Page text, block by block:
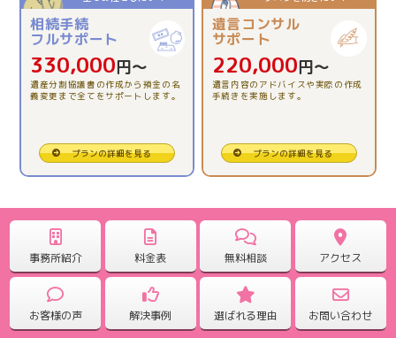
【相続税精算課税制度の活用】理解できました。
2025.11.26
【相続税申告】全ておまかせ出来たので安心でした。
2025.10.31
【相続税申告】一人で悩む前に、専門に相談してみて。
2025.09.25
【相続税申告】どんな事でも聞いて対応していただけま
した。
2025.09.25
相続手続
フルサポート
330,000円〜
遺産分割協議書の作成から預金の名
義変更まで全てをサポートします。
プランの詳細を見る
遺言コンサル
サポート
220,000円〜
遺言内容のアドバイスや実際の作成
手続きを実施します。
プランの詳細を見る
事務所紹介 料金表 無料相談 アクセス
お客様の声 解決事例 選ばれる理由 お問い合わせ